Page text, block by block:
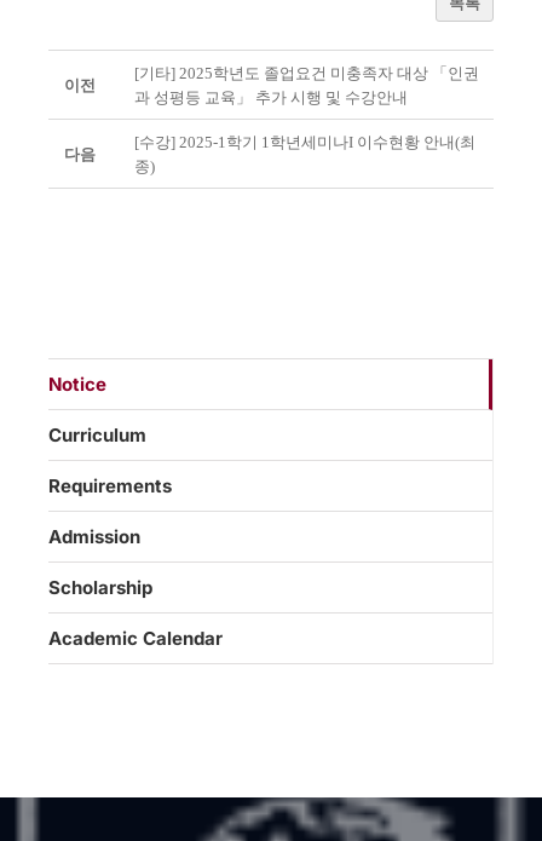
이전
[기타] 2025학년도 졸업요건 미충족자 대상 「인권
과 성평등 교육」 추가 시행 및 수강안내
다음
[수강] 2025-1학기 1학년세미나I 이수현황 안내(최
종)
Notice
Curriculum
Requirements
Admission
Scholarship
Academic Calendar